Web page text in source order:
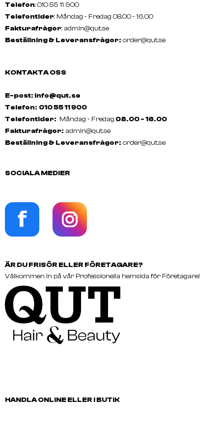
Telefon: 010 55 11 900
Telefontider: Måndag - Fredag 08.00 - 16.00
Fakturafrågor: admin@qut.se
Beställning & Leveransfrågor: order@qut.se
KONTAKTA OSS
E-post: info@qut.se
Telefon: 010 55 11 900
Telefontider: Måndag - Fredag 08.00 - 16.00
Fakturafrågor: admin@qut.se
Beställning & Leveransfrågor: order@qut.se
SOCIALA MEDIER
ÄR DU FRISÖR ELLER FÖRETAGARE?
Välkommen in på vår Professionella hemsida för Företagare!
HANDLA ONLINE ELLER I BUTIK